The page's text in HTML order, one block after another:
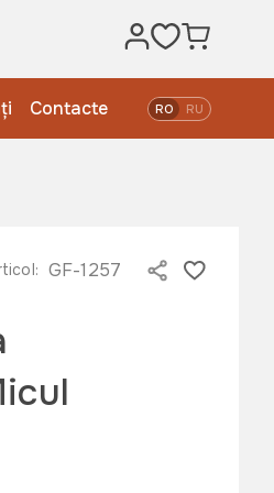
Contacte RO RU
GF-1257